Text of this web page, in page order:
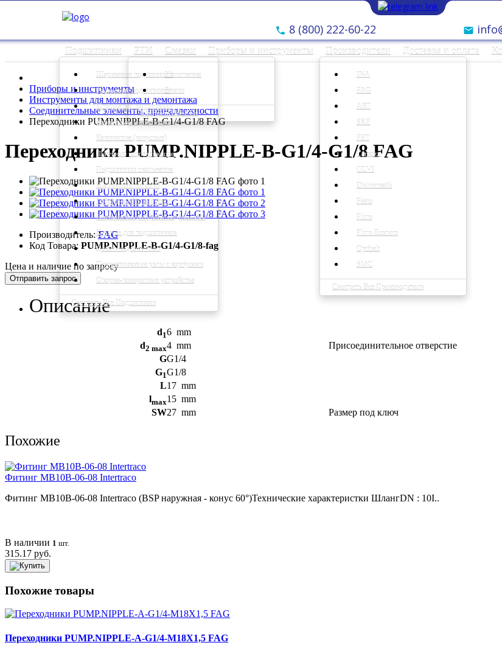
8 (800) 222-60-22
Подшипники
Шариковые подшипники
Роликовые подшипники
Игольчатые подшипники
Корпусные подшипники
Конические (конусные)
Линейные направляющие
Подшипники скольжения
Шарнирные головки
Гибридные подшипники
Высокотемпературные подшипники
Корпуса для подшипников
Детали подшипников
Подшипниковые узлы с корпусами
Опорно-поворотные устройства
Смотреть Все Подшипники
РТИ
Уплотнения
Ремни
Смотреть Все РТИ
Смазки Приборы и инструменты Производители
INA
FAG
ART
SKF
FST
Camozzi
CCVI
Dichtomatik
Festo
Fluro
Fluro Econom
Optibelt
SMC
Смотреть Все Производители
Доставка и оплата
Приборы и инструменты
Инструменты для монтажа и демонтажа
Соединительные элементы, принадлежности
Переходники PUMP.NIPPLE-B-G1/4-G1/8 FAG
Переходники PUMP.NIPPLE-B-G1/4-G1/8 FAG
Производитель:FAG
Код Товара: PUMP.NIPPLE-B-G1/4-G1/8-fag
Цена и наличие по запросу
Отправить запрос
Описание
d16 mm
d2 max4 mm
Присоединительное отверстие
GG1/4
G1G1/8
L17 mm
lmax15 mm
SW27 mm Размер под ключ
Похожие
Фитинг MB10B-06-08 Intertraco
Фитинг MB10B-06-08 Intertraco (BSP наружная - конус 60°)Технические характеристки ШлангDN : 10I..
В наличии 1 шт.
315.17 руб.
Похожие товары
Переходники PUMP.NIPPLE-A-G1/4-M18X1,5 FAG